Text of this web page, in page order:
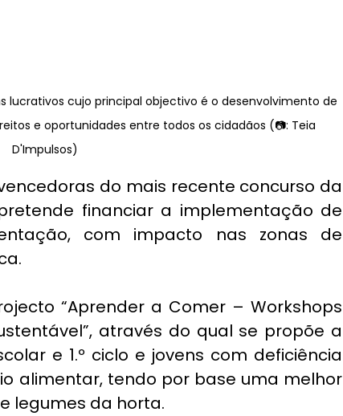
lucrativos cujo principal objectivo é o desenvolvimento de
e oportunidades entre todos os cidadãos (📷: Teia
D'Impulsos)
financiar a implementação de
com impacto nas zonas de
“Aprender a Comer – Workshops
através do qual se propõe a
e 1.º ciclo e jovens com deficiência
alimentar, tendo por base uma melhor
legumes da horta.